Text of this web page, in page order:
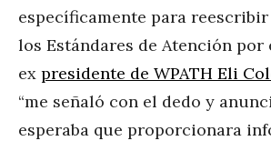
específicamente para
los Estándares de Atención por
ex presidente de WPATH Eli
“me señaló con el dedo y
esperaba que proporcionara